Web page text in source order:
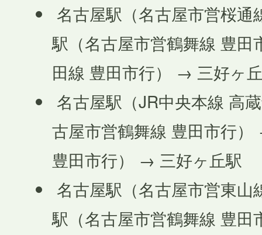
名古屋駅（名古屋市営桜
駅（名古屋市営鶴舞線 豊
田線 豊田市行） → 三好ヶ
名古屋駅（JR中央本線 高
古屋市営鶴舞線 豊田市行
豊田市行） → 三好ヶ丘駅
名古屋駅（名古屋市営東
駅（名古屋市営鶴舞線 豊